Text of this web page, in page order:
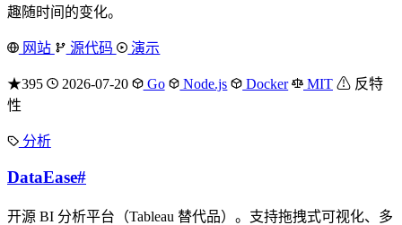
趣随时间的变化。
网站 源代码 演示
★395 2026-07-20 Go Node.js Docker MIT ⚠ 反特
性
分析
DataEase#
开源 BI 分析平台（Tableau 替代品）。支持拖拽式可视化、多